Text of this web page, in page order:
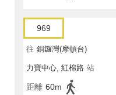
969
往 銅鑼灣(摩頓台)
力寶中心, 紅棉路 站
距離 60m